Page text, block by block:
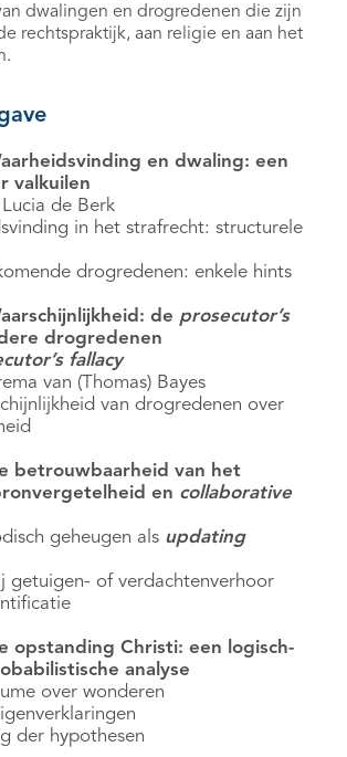
dwalingen en drogredenen die zijn
rechtspraktijk, aan religie en aan het
en dwaling: een
valkuilen
de Berk
in het strafrecht: structurele
drogredenen: enkele hints
de prosecutor’s
drogredenen
fallacy
van (Thomas) Bayes
van drogredenen over
betrouwbaarheid van het
en collaborative
geheugen als updating
getuigen- of verdachtenverhoor
opstanding Christi: een logisch-
analyse
over wonderen
der hypothesen